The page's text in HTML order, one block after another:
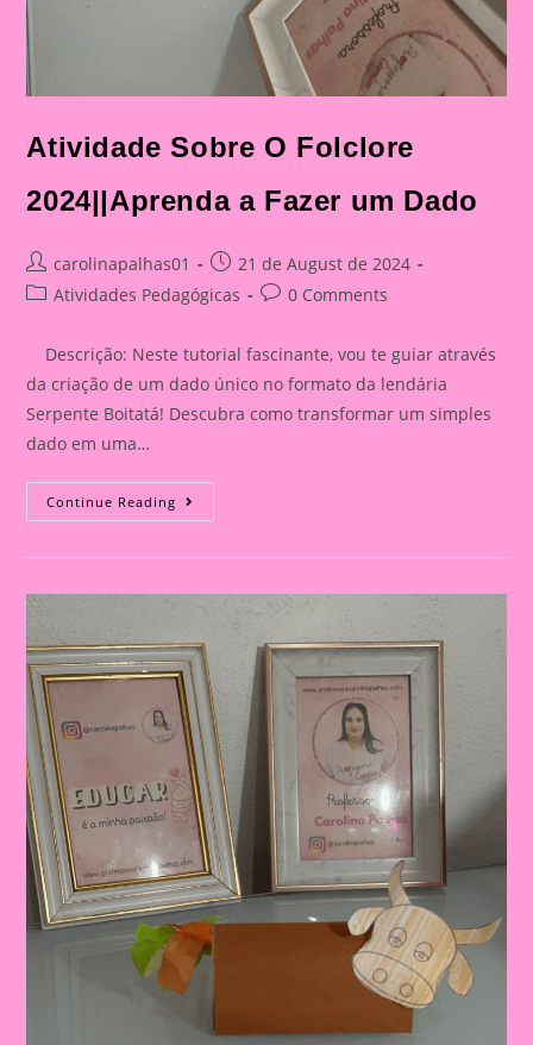
Atividade Sobre O Folclore
2024||Aprenda a Fazer um Dado
Post
author:
carolinapalhas01
Post
published:
21 de August de 2024
PostAtividades Pedagógicas
Post0 Comments
Descrição: Neste tutorial fascinante, vou te guiar através
da criação de um dado único no formato da lendária
Serpente Boitatá! Descubra como transformar um simples
dado em uma…
Continue Reading Atividade
Sobre
Folclore
Dado